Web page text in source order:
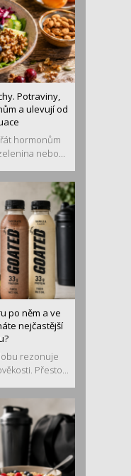
Potraviny,
a ulevují od
hormonům
nebo...
po něm a ve
nejčastější
rezonuje
Přesto...